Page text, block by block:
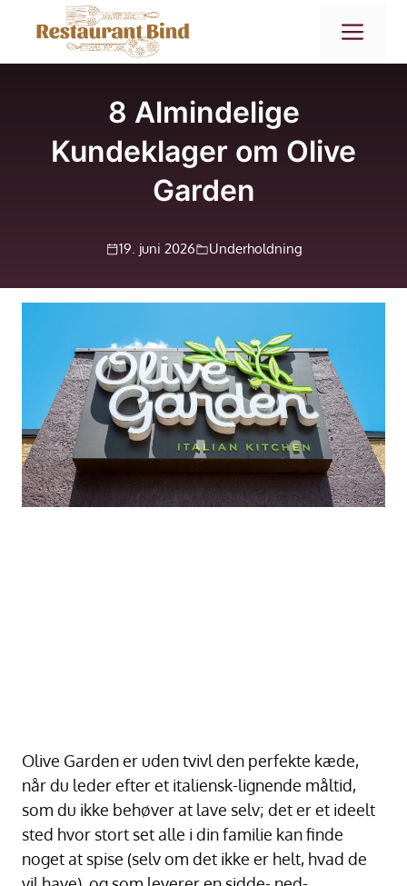
indhold
8 Almindelige
Kundeklager om Olive
Garden
19. juni 2026 Underholdning
Olive Garden er uden tvivl den perfekte kæde,
når du leder efter et italiensk-lignende måltid,
som du ikke behøver at lave selv; det er et ideelt
sted hvor stort set alle i din familie kan finde
noget at spise (selv om det ikke er helt, hvad de